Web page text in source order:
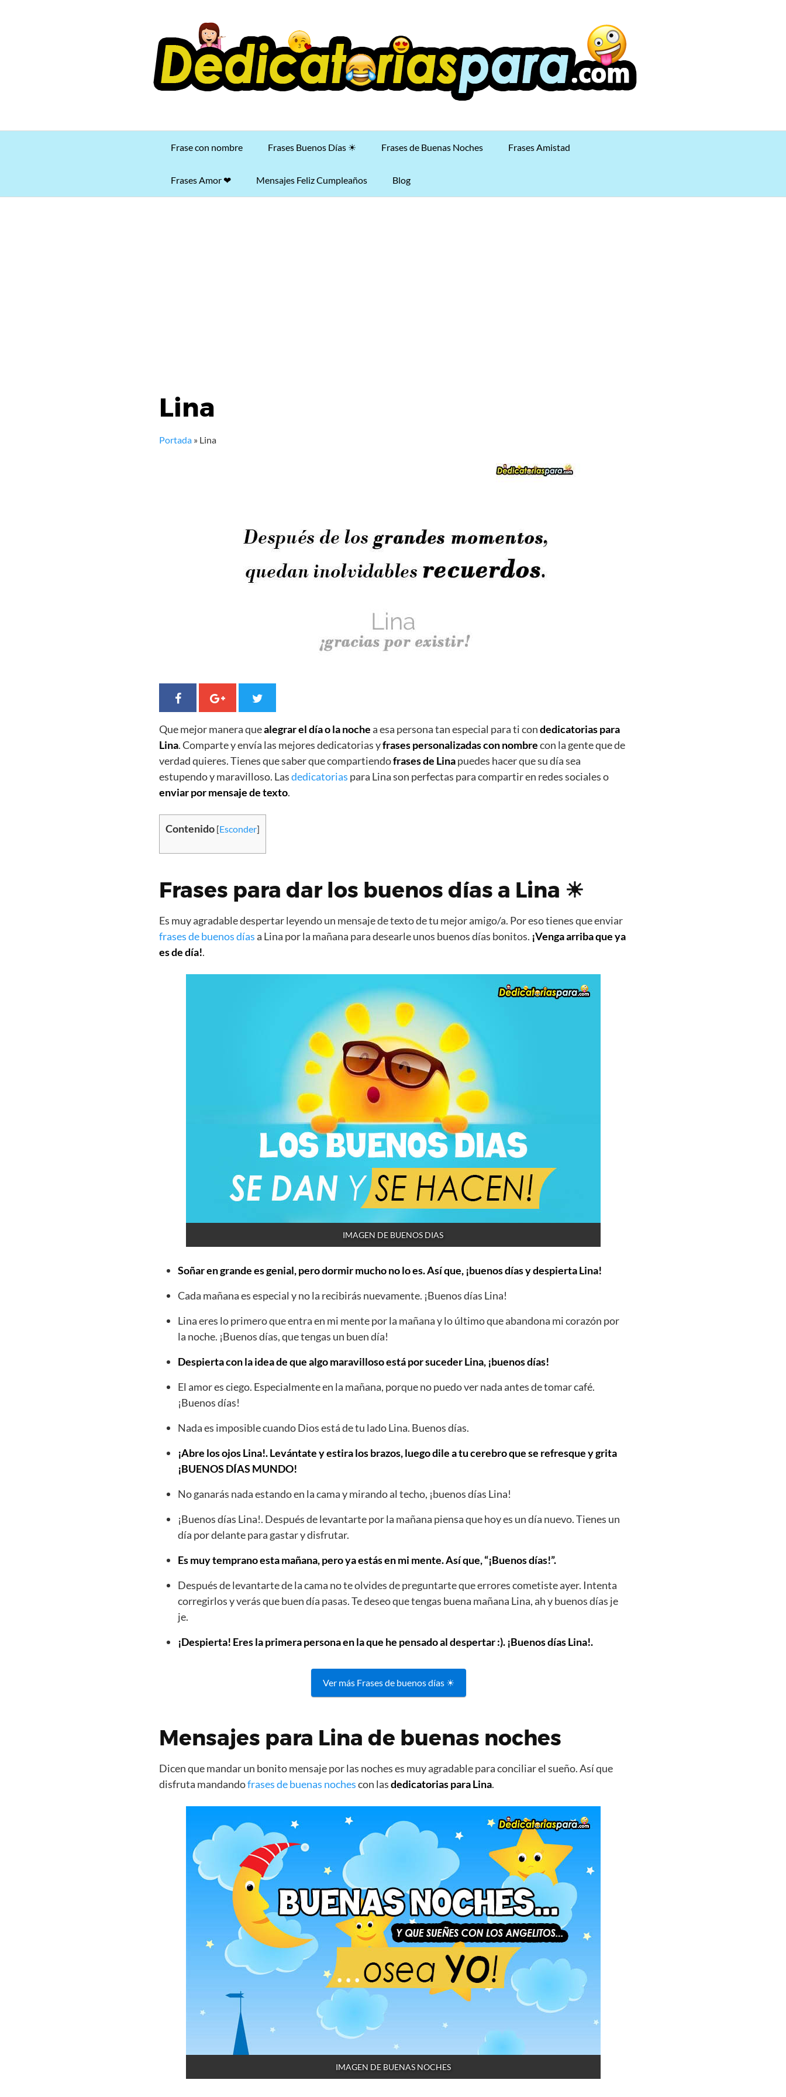
Frase con nombre Frases Buenos Días ☀ Frases de Buenas Noches Frases Amistad
Frases Amor ❤ Mensajes Feliz Cumpleaños Blog
Lina
Portada » Lina
Que mejor manera quealegrar el día o la nochea esa persona tan especial para ti condedicatorias para
Lina. Comparte y envía las mejores dedicatorias yfrases personalizadas con nombrecon la gente que de
verdad quieres. Tienes que saber que compartiendofrases de Linapuedes hacer que su día sea
estupendo y maravilloso. Lasdedicatorias para Lina son perfectas para compartir en redes sociales o
enviar por mensaje de texto.
Contenido [Esconder]
Frases para dar los buenos días a Lina ☀
Es muy agradable despertar leyendo un mensaje de texto de tu mejor amigo/a. Por eso tienes que enviar
frases de buenos díasa Lina por la mañana para desearle unos buenos días bonitos. ¡Venga arriba que ya
es de día!.
IMAGEN DE BUENOS DIAS
Soñar en grande es genial, pero dormir mucho no lo es. Así que, ¡buenos días y despierta Lina!
Cada mañana es especial y no la recibirás nuevamente. ¡Buenos días Lina!
Lina eres lo primero que entra en mi mente por la mañana y lo último que abandona mi corazón por
la noche. ¡Buenos días, que tengas un buen día!
Despierta con la idea de que algo maravilloso está por suceder Lina, ¡buenos días!
El amor es ciego. Especialmente en la mañana, porque no puedo ver nada antes de tomar café.
¡Buenos días!
Nada es imposible cuando Dios está de tu lado Lina. Buenos días.
¡Abre los ojos Lina!. Levántate y estira los brazos, luego dile a tu cerebro que se refresque y grita
¡BUENOS DÍAS MUNDO!
No ganarás nada estando en la cama y mirando al techo, ¡buenos días Lina!
¡Buenos días Lina!. Después de levantarte por la mañana piensa que hoy es un día nuevo. Tienes un
día por delante para gastar y disfrutar.
Es muy temprano esta mañana, pero ya estás en mi mente. Así que, “¡Buenos días!”.
Después de levantarte de la cama no te olvides de preguntarte que errores cometiste ayer. Intenta
corregirlos y verás que buen día pasas. Te deseo que tengas buena mañana Lina, ah y buenos días je
je.
¡Despierta! Eres la primera persona en la que he pensado al despertar :). ¡Buenos días Lina!.
Ver más Frases de buenos días ☀
Mensajes para Lina de buenas noches
Dicen que mandar un bonito mensaje por las noches es muy agradable para conciliar el sueño. Así que
disfruta mandandofrases de buenas nochescon lasdedicatorias para Lina.
IMAGEN DE BUENAS NOCHES